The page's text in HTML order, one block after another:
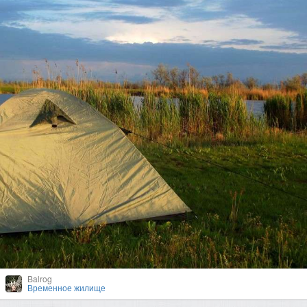
Balrog
Временное жилище